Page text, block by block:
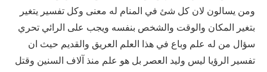
ومن يسالون لان كل شئ في المنام له معنى وكل تفسير يتغير
بتغير المكان والوقت والشخص بنفسه ويجب على الرائي تحري
سؤال من له علم وباع في هذا العلم العريق والقديم حيث ان
تفسير الرؤيا ليس وليد العصر بل هو علم منذ آلاف السنين وقتل